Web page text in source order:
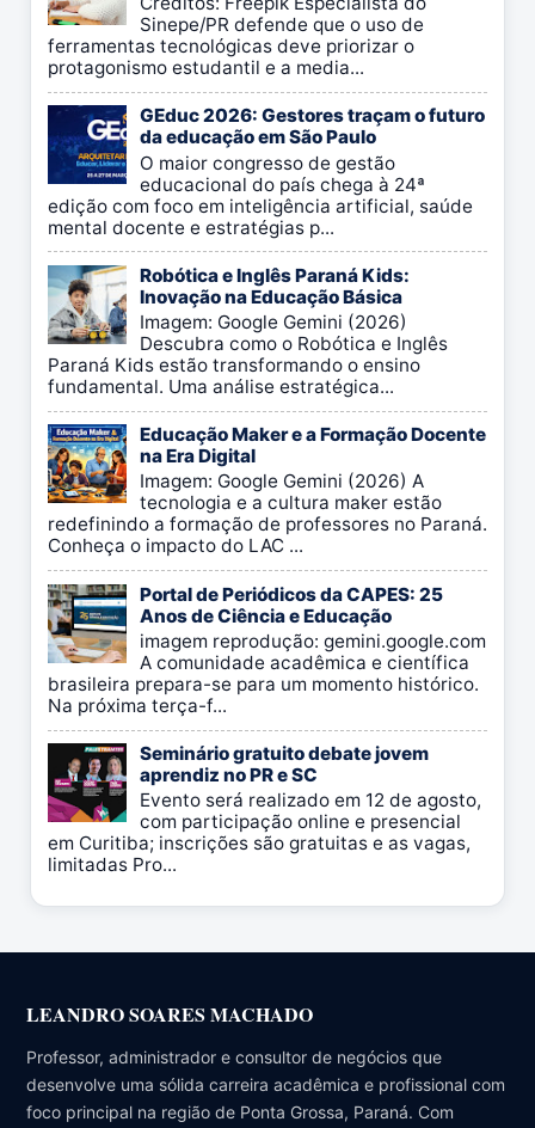
Sinepe/PR defende que o uso de
ferramentas tecnológicas deve priorizar o
protagonismo estudantil e a media...
GEduc 2026: Gestores traçam o futuro
da educação em São Paulo
O maior congresso de gestão
educacional do país chega à 24ª
edição com foco em inteligência artificial, saúde
mental docente e estratégias p...
Robótica e Inglês Paraná Kids:
Inovação na Educação Básica
Imagem: Google Gemini (2026)
Descubra como o Robótica e Inglês
Paraná Kids estão transformando o ensino
fundamental. Uma análise estratégica...
Educação Maker e a Formação Docente
na Era Digital
Imagem: Google Gemini (2026) A
tecnologia e a cultura maker estão
redefinindo a formação de professores no Paraná.
Conheça o impacto do LAC ...
Portal de Periódicos da CAPES: 25
Anos de Ciência e Educação
imagem reprodução: gemini.google.com
A comunidade acadêmica e científica
brasileira prepara-se para um momento histórico.
Na próxima terça-f...
Seminário gratuito debate jovem
aprendiz no PR e SC
Evento será realizado em 12 de agosto,
com participação online e presencial
em Curitiba; inscrições são gratuitas e as vagas,
limitadas Pro...
LEANDRO SOARES MACHADO
Professor, administrador e consultor de negócios que
desenvolve uma sólida carreira acadêmica e profissional com
foco principal na região de Ponta Grossa, Paraná. Com